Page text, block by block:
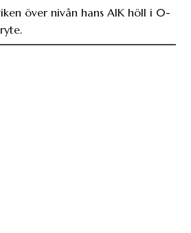
över nivån hans AIK höll i 0-